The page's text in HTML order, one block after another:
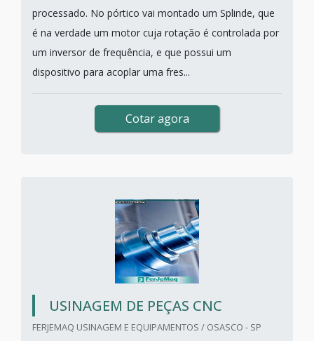
processado. No pórtico vai montado um Splinde, que
é na verdade um motor cuja rotação é controlada por
um inversor de frequência, e que possui um
dispositivo para acoplar uma fres...
Cotar agora
USINAGEM DE PEÇAS CNC
FERJEMAQ USINAGEM E EQUIPAMENTOS / OSASCO - SP